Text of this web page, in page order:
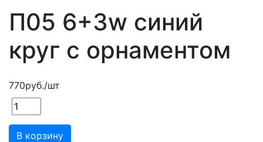
П05 6+3w синий
круг с орнаментом
770руб./шт
В корзину